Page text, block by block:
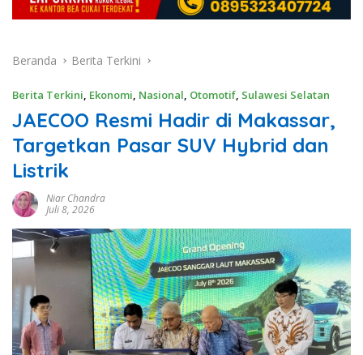
Beranda Berita Terkini
Berita Terkini, Ekonomi, Nasional, Otomotif, Sulawesi Selatan
JAECOO Resmi Hadir di Makassar,
Targetkan Pasar SUV Hybrid dan
Listrik
Niar Chandra
Juli 8, 2026